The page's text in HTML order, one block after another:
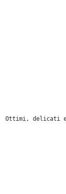
Ottimi, delicati